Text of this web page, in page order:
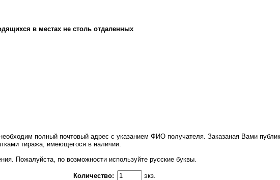
в местах не столь отдаленных
полный почтовый адрес с указанием ФИО получателя. Заказаная Вами
тиража, имеющегося в наличии.
Пожалуйста, по возможности используйте русские буквы.
Количество:
экз.